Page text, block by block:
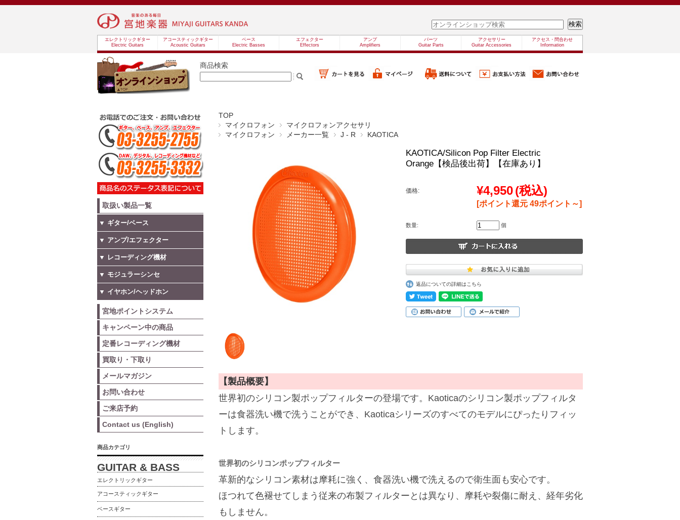
エレクトリックギター
Electric Guitars
アコースティックギター
Acoustic Guitars
ベース
Electric Basses
エフェクター
Effectors
アンプ
Amplifiers
パーツ
Guitar Parts
アクセサリー
Guitar Accessories
アクセス・問合わせ
Information
商品検索
TOP
マイクロフォン
マイクロフォンアクセサリ
マイクロフォン
メーカー一覧 J - R KAOTICA
KAOTICA/Silicon Pop Filter Electric
Orange【検品後出荷】【在庫あり】
価格: ¥4,950(税込)
[ポイント還元 49ポイント～]
数量: 個
返品についての詳細はこちら
【製品概要】
世界初のシリコン製ポップフィルターの登場です。Kaoticaのシリコン製ポップフィルタ
ーは食器洗い機で洗うことができ、Kaoticaシリーズのすべてのモデルにぴったりフィッ
トします。
世界初のシリコンポップフィルター
革新的なシリコン素材は摩耗に強く、食器洗い機で洗えるので衛生面も安心です。
ほつれて色褪せてしまう従来の布製フィルターとは異なり、摩耗や裂傷に耐え、経年劣化
もしません。
取扱い製品一覧
▼ ギター/ベース
▼ アンプ/エフェクター
▼ レコーディング機材
▼ モジュラーシンセ
▼ イヤホン/ヘッドホン
宮地ポイントシステム
キャンペーン中の商品
定番レコーディング機材
買取り・下取り
メールマガジン
お問い合わせ
ご来店予約
Contact us (English)
商品カテゴリ
GUITAR & BASS
エレクトリックギター
アコースティックギター
ベースギター